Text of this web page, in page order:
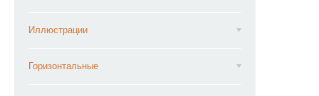
Иллюстрации
Горизонтальные